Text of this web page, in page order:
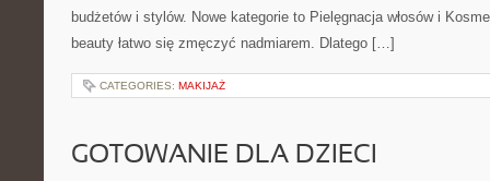
budżetów i stylów. Nowe kategorie to Pielęgnacja włosów i
beauty łatwo się zmęczyć nadmiarem. Dlatego […]
CATEGORIES: MAKIJAŻ
GOTOWANIE DLA DZIECI